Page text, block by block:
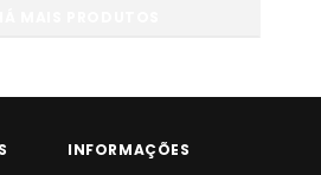
INFORMAÇÕES